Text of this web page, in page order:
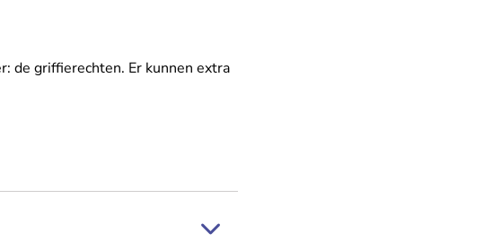
de griffierechten. Er kunnen extra